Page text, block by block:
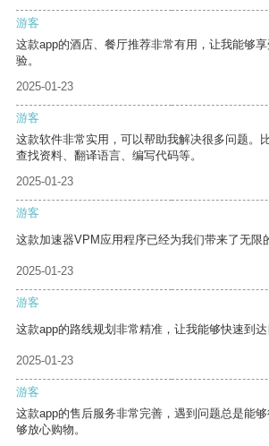
游客
这款app的酒店、餐厅推荐非常有用，让我能够
验。
2025-01-23
游客
这款软件非常实用，可以帮助我解决很多问题。
查找资料、翻译语言、编写代码等。
2025-01-23
游客
这款加速器VPM应用程序已经为我们带来了无限
2025-01-23
游客
这款app的路线规划非常精准，让我能够快速到达
2025-01-23
游客
这款app的售后服务非常完善，遇到问题总是能
够放心购物。